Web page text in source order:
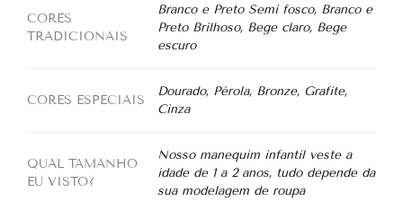
CORES
TRADICIONAIS
Branco e Preto Semi fosco, Branco e
Preto Brilhoso, Bege claro, Bege
escuro
CORES ESPECIAIS
Dourado, Pérola, Bronze, Grafite,
Cinza
QUAL TAMANHO
EU VISTO?
Nosso manequim infantil veste a
idade de 1 a 2 anos, tudo depende da
sua modelagem de roupa